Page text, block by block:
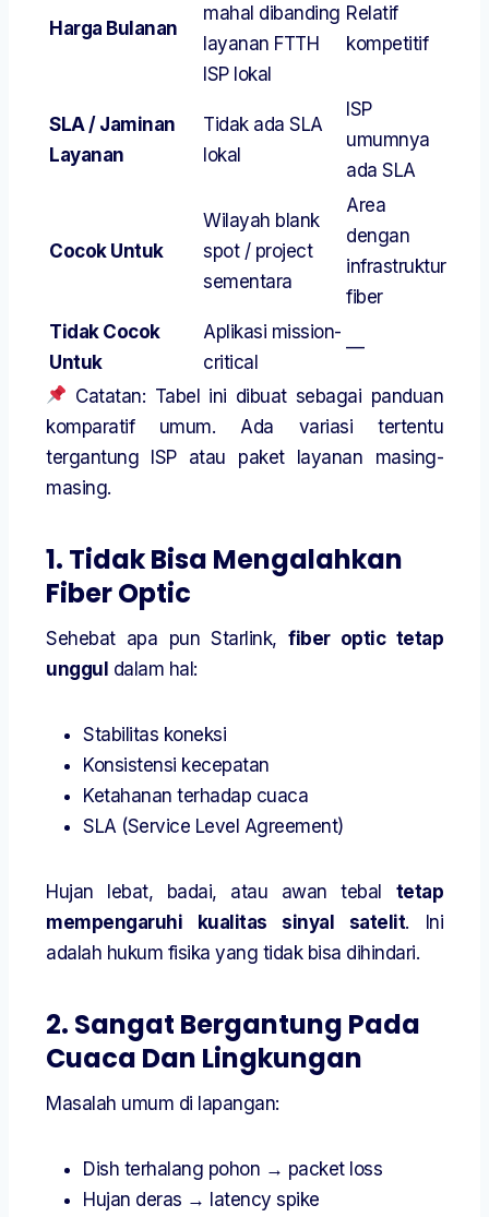
Harga Bulanan
mahal dibanding
layanan FTTH
ISP lokal
Relatif
kompetitif
SLA / Jaminan
Layanan
Tidak ada SLA
lokal
ISP
umumnya
ada SLA
Cocok Untuk
Wilayah blank
spot / project
sementara
Area
dengan
infrastruktur
fiber
Tidak Cocok
Untuk
Aplikasi mission-
critical
—
Catatan: Tabel ini dibuat sebagai panduan
komparatif umum. Ada variasi tertentu
tergantung ISP atau paket layanan masing-
masing.
1. Tidak Bisa Mengalahkan
Fiber Optic
Sehebat apa pun Starlink, fiber optic tetap
unggul dalam hal:
Stabilitas koneksi
Konsistensi kecepatan
Ketahanan terhadap cuaca
SLA (Service Level Agreement)
Hujan lebat, badai, atau awan tebal tetap
mempengaruhi kualitas sinyal satelit. Ini
adalah hukum fisika yang tidak bisa dihindari.
2. Sangat Bergantung Pada
Cuaca Dan Lingkungan
Masalah umum di lapangan:
Dish terhalang pohon → packet loss
Hujan deras → latency spike